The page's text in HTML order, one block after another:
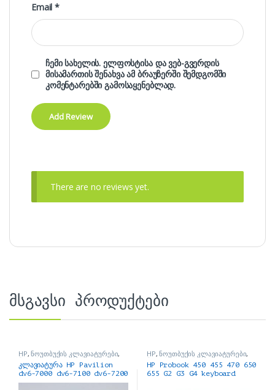
Email*
ჩემი სახელის. ელფოსტისა და ვებ-გვერდის
მისამართის შენახვა ამ ბრაუზერში შემდგომში
კომენტარებში გამოსაყენებლად.
There are no reviews yet.
მსგავსი პროდუქტები
HP,ნოუთბუქის კლავიატურები,
ნოუთბუქის ნაწილები და
აქსესუარები
კლავიატურა HP Pavilion
dv6-7000 dv6-7100 dv6-7200
Series
HP,ნოუთბუქის კლავიატურები,
ნოუთბუქის ნაწილები და
აქსესუარები
HP Probook 450 455 470 650
655 G2 G3 G4 keyboard